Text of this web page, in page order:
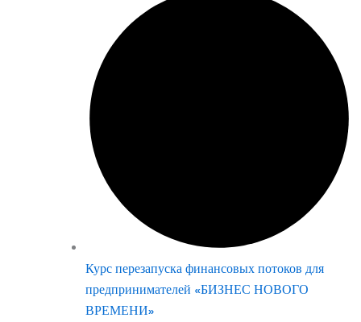
Курс перезапуска финансовых потоков для
предпринимателей «БИЗНЕС НОВОГО
ВРЕМЕНИ»